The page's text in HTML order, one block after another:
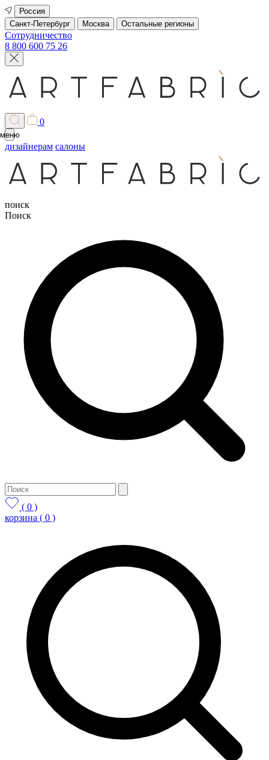
Россия
Санкт-Петербург
Москва Остальные регионы
Сотрудничество
8 800 600 75 26
0
меню
дизайнерам салоны
поиск
Поиск
( 0 )
корзина ( 0 )